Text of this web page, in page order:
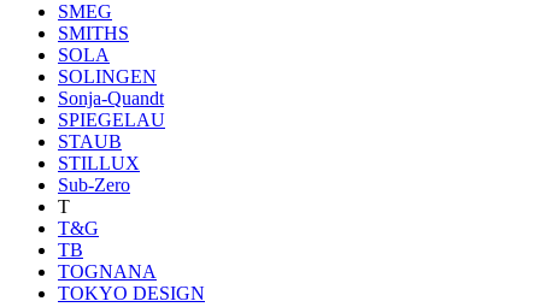
SMEG
SMITHS
SOLA
SOLINGEN
Sonja-Quandt
SPIEGELAU
STAUB
STILLUX
Sub-Zero
T
T&G
TB
TOGNANA
TOKYO DESIGN